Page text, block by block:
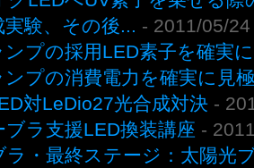
実験、その後... - 2011/05/
ンプの採用LED素子を確実
ンプの消費電力を確実に見
対LeDio27光合成対決 -
ブラ支援LED換装講座 -
ラ・最終ステージ：太陽光